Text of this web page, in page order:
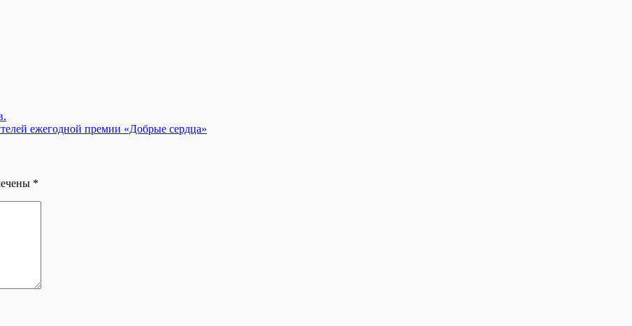
ежегодной премии «Добрые сердца»
*